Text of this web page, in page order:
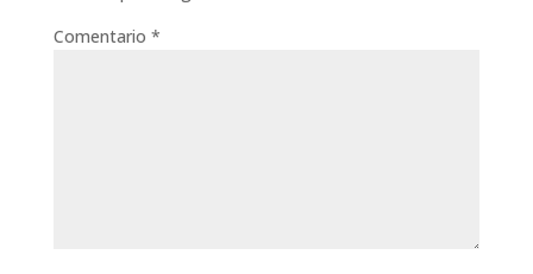
Comentario *